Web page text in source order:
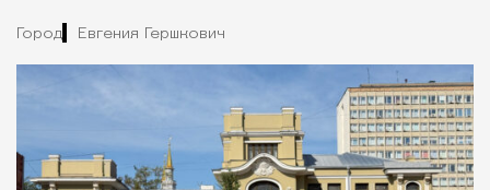
Город Евгения Гершкович